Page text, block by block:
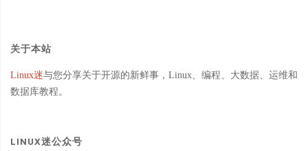
关于本站
Linux迷与您分享关于开源的新鲜事，Linux、编程、大数据、运维和
数据库教程。
LINUX迷公众号